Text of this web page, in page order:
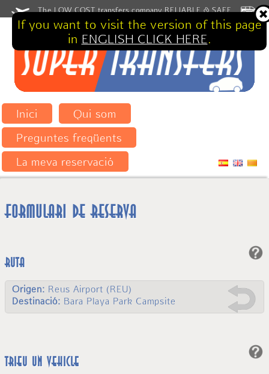
The LOW COST transfers company RELIABLE & SAFE
Inici
Qui som
Preguntes freqüents
La meva reservació
Formulari de reserva
Ruta
Origen: Reus Airport (REU)
Destinació: Bara Playa Park Campsite
Trieu un vehicle
If you want to visit the version of this page
in ENGLISH CLICK HERE.